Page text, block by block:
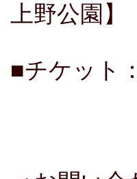
上野公園】
■チケッ